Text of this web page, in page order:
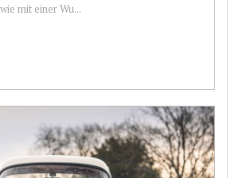
mit einer Wu...